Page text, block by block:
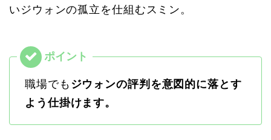
いジウォンの孤立を仕組むスミン。
職場でも ジウォンの評判を意図的に落とす
よう仕掛けます。